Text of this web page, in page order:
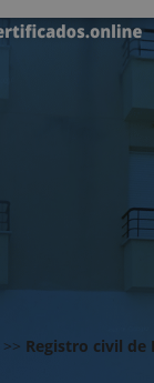
>> Registro civil de